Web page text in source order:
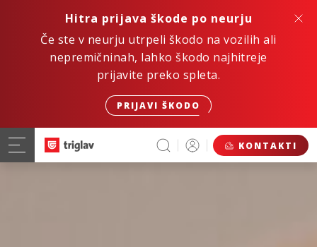
Hitra prijava škode po neurju
Če ste v neurju utrpeli škodo na vozilih ali
nepremičninah, lahko škodo najhitreje
prijavite preko spleta.
PRIJAVI ŠKODO
KONTAKTI